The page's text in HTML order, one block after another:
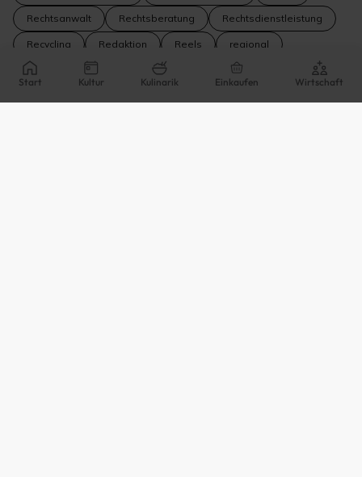
Rechtsanwalt Rechtsberatung Rechtsdienstleistung
Recycling Redaktion Reels regional
Regionalentwicklung Reisebüro Reisen
Start Kultur Kulinarik Einkaufen Wirtschaft